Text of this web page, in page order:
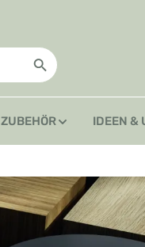
ZUBEHÖR IDEEN &